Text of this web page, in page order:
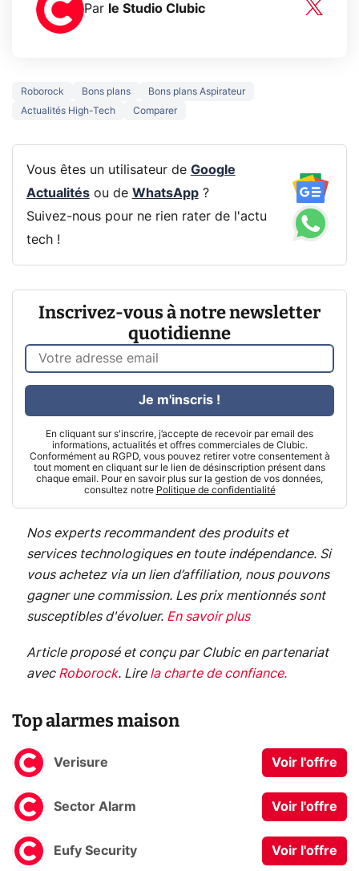
Par le Studio Clubic
Roborock Bons plans
Bons plans Aspirateur
Actualités High-Tech
Comparer
Vous êtes un utilisateur de Google
Actualitésou de WhatsApp?
Suivez-nous pour ne rien rater de l'actu
tech !
Inscrivez-vous à notre newsletter
quotidienne
En cliquant sur s'inscrire, j’accepte de recevoir par email des
informations, actualités et offres commerciales de Clubic.
Conformément au RGPD, vous pouvez retirer votre consentement à
tout moment en cliquant sur le lien de désinscription présent dans
chaque email. Pour en savoir plus sur la gestion de vos données,
consultez notre Politique de confidentialité
Je m'inscris !
Nos experts recommandent des produits et
services technologiques en toute indépendance. Si
vous achetez via un lien d’affiliation, nous pouvons
gagner une commission. Les prix mentionnés sont
susceptibles d'évoluer. En savoir plus
Article proposé et conçu par Clubic en partenariat
avec Roborock. Lire la charte de confiance.
Top alarmes maison
Verisure Voir l'offre
Sector Alarm Voir l'offre
Eufy Security Voir l'offre